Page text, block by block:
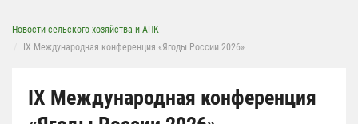
Новости сельского хозяйства и АПК
IX Международная конференция «Ягоды России 2026»
IX Международная конференция